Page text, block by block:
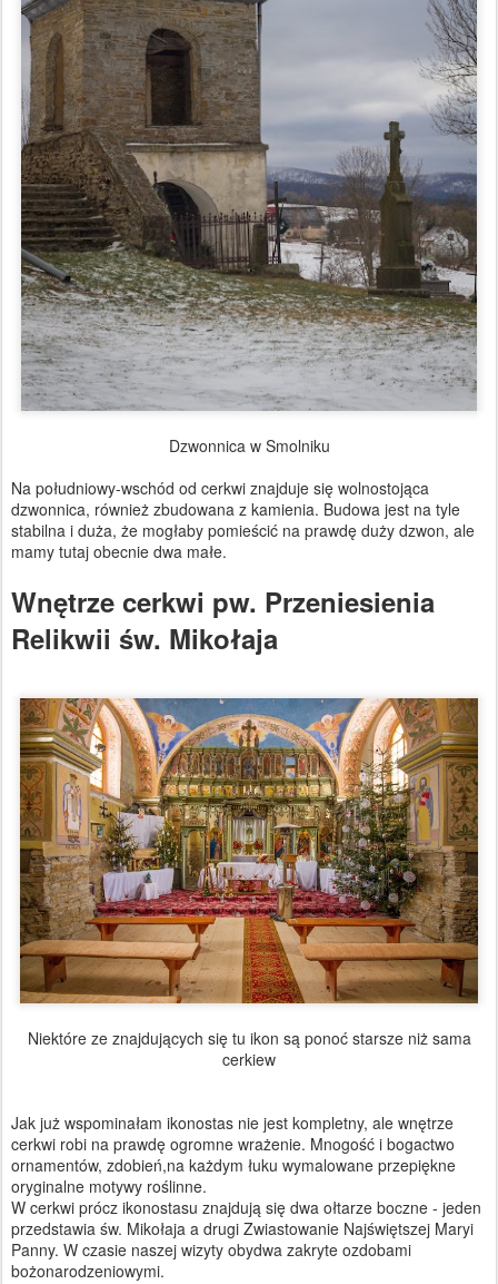
Dzwonnica w Smolniku
Na południowy-wschód od cerkwi znajduje się wolnostojąca
dzwonnica, również zbudowana z kamienia. Budowa jest na tyle
stabilna i duża, że mogłaby pomieścić na prawdę duży dzwon, ale
mamy tutaj obecnie dwa małe.
Wnętrze cerkwi pw. Przeniesienia
Relikwii św. Mikołaja
Niektóre ze znajdujących się tu ikon są ponoć starsze niż sama
cerkiew
Jak już wspominałam ikonostas nie jest kompletny, ale wnętrze
cerkwi robi na prawdę ogromne wrażenie. Mnogość i bogactwo
ornamentów, zdobień,na każdym łuku wymalowane przepiękne
oryginalne motywy roślinne.
W cerkwi prócz ikonostasu znajdują się dwa ołtarze boczne - jeden
przedstawia św. Mikołaja a drugi Zwiastowanie Najświętszej Maryi
Panny. W czasie naszej wizyty obydwa zakryte ozdobami
bożonarodzeniowymi.